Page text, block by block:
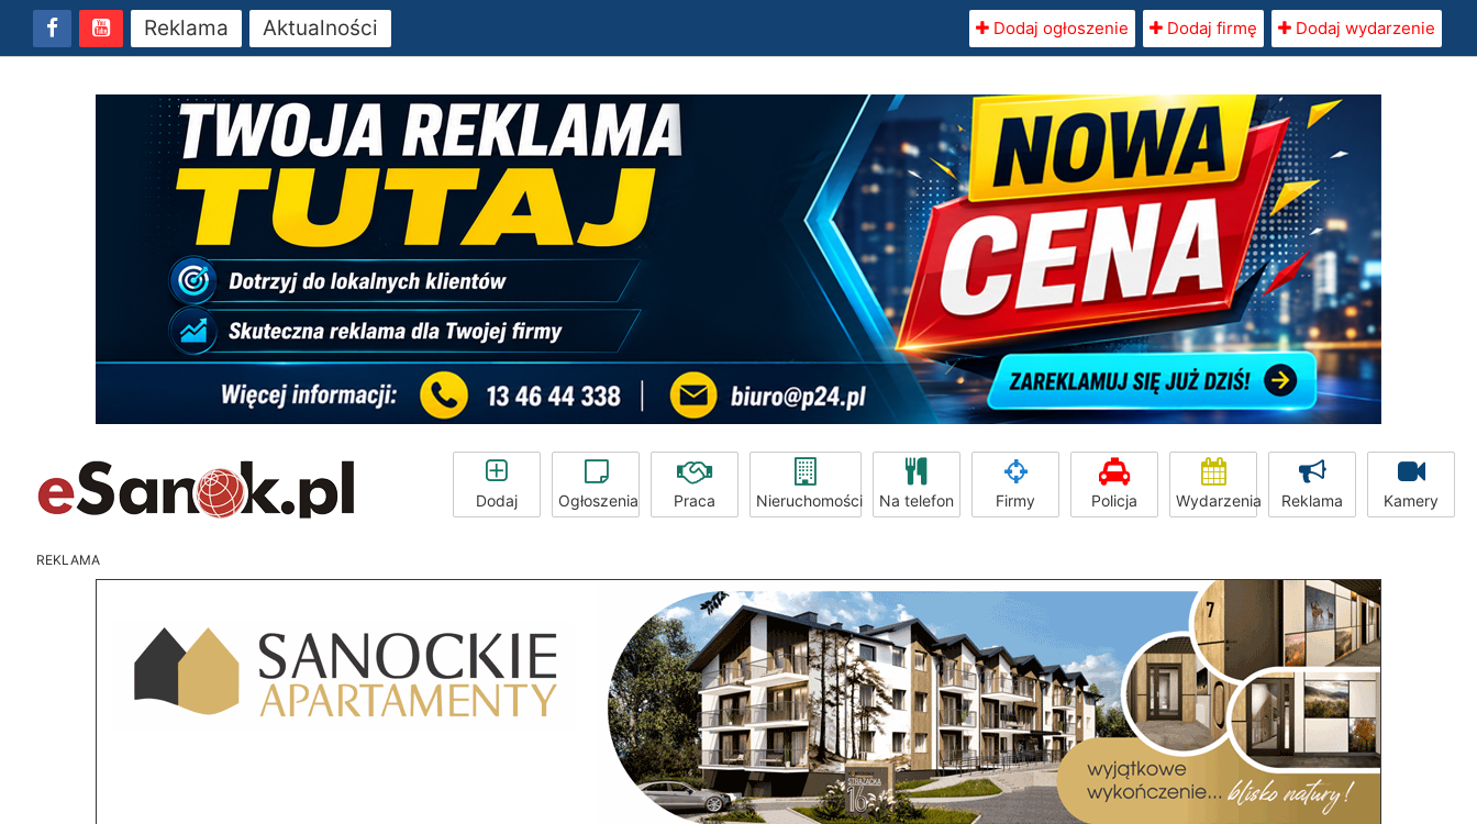
Reklama Aktualności Dodaj ogłoszenie Dodaj firmę Dodaj wydarzenie
Dodaj Ogłoszenia Praca Nieruchomości Na telefon Firmy Policja Wydarzenia Reklama Kamery
REKLAMA